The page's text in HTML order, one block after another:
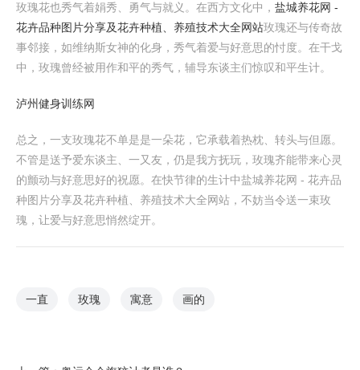
玫瑰花也秀气着娟秀、勇气与就义。在西方文化中， 盐城养花网 -
花卉品种图片分享及花卉种植、养殖技术大全网站玫瑰还与传奇故
事邻接，如维纳斯女神的化身，秀气着爱与好意思的忖度。在干戈
中，玫瑰曾经被用作和平的秀气，辅导东谈主们惊叹和平生计。
泸州健身训练网
总之，一支玫瑰花不单是是一朵花，它承载着热枕、转头与但愿。
不管是送予爱东谈主、一又友，仍是我方抚玩，玫瑰齐能带来心灵
的颤动与好意思好的祝愿。在快节律的生计中盐城养花网 - 花卉品
种图片分享及花卉种植、养殖技术大全网站，不妨当令送一束玫
瑰，让爱与好意思悄然绽开。
一直 玫瑰 寓意 画的